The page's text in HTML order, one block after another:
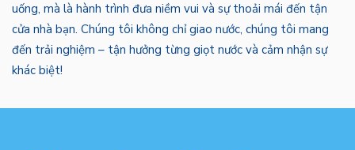
uống, mà là hành trình đưa niềm vui và sự thoải mái đến tận
cửa nhà bạn. Chúng tôi không chỉ giao nước, chúng tôi mang
đến trải nghiệm – tận hưởng từng giọt nước và cảm nhận sự
khác biệt!